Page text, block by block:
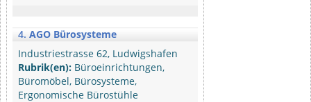
4. AGO Bürosysteme
Industriestrasse 62, Ludwigshafen
Rubrik(en): Büroeinrichtungen,
Büromöbel, Bürosysteme,
Ergonomische Bürostühle